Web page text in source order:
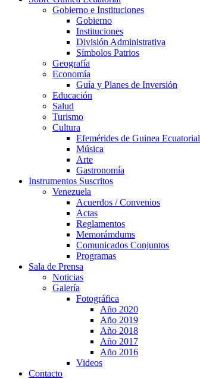
Gobierno e Instituciones
Gobierno
Instituciones
División Administrativa
Símbolos Patrios
Geografía
Economía
Guía y Planes de Inversión
Educación
Salud
Turismo
Cultura
Efemérides de Guinea Ecuatorial
Música
Arte
Gastronomía
Instrumentos Suscritos
Venezuela
Acuerdos / Convenios
Actas
Reglamentos
Memorámdums
Comunicados Conjuntos
Programas
Sala de Prensa
Noticias
Galería
Fotográfica
Año 2020
Año 2019
Año 2018
Año 2017
Año 2016
Videos
Contacto